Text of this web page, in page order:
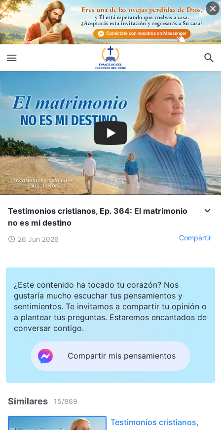
Testimonios cristianos, Ep. 364: El matrimonio
no es mi destino
26 Jun 2026 Compartir
¿Este contenido ha tocado tu corazón? Nos
gustaría mucho escuchar tus pensamientos y
sentimientos. Te invitamos a compartir tu opinión o
a plantear tus preguntas. Estaremos encantados de
conversar contigo.
Compartir mis pensamientos
Similares 15/869
Testimonios cristianos,